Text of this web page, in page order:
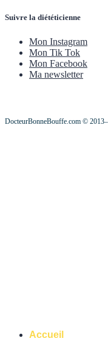
Suivre la diététicienne
Mon Instagram
Mon Tik Tok
Mon Facebook
Ma newsletter
DocteurBonneBouffe.com ©
Accueil